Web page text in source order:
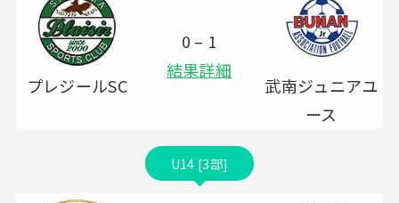
プレジールSC
0 – 1
結果詳細
武南ジュニアユ
ース
U14 [3部]